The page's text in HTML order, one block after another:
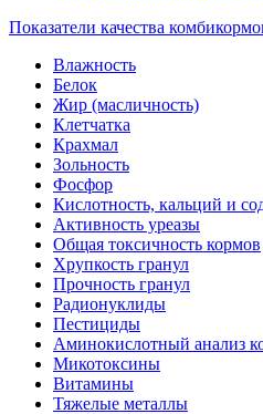
Показатели качества
Влажность
Белок
Жир (масличность)
Клетчатка
Крахмал
Зольность
Фосфор
Кислотность, кальций и
Активность уреазы
Общая токсичность кормов
Хрупкость гранул
Прочность гранул
Радионуклиды
Пестициды
Аминокислотный анализ
Микотоксины
Витамины
Тяжелые металлы